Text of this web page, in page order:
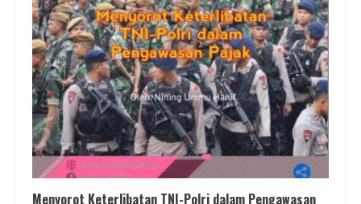
Menyorot Keterlibatan TNI-Polri dalam Pengawasan